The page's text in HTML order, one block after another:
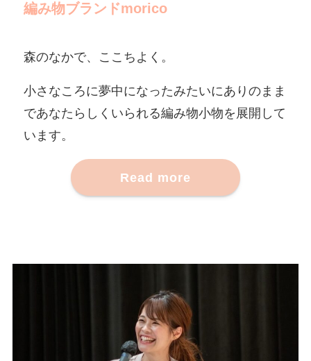
編み物ブランドmorico
森のなかで、ここちよく。
小さなころに夢中になったみたいにありのまま
であなたらしくいられる編み物小物を展開して
います。
Read more